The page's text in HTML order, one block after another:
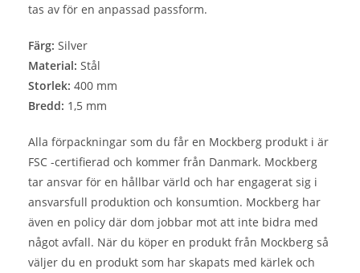
tas av för en anpassad passform.
Färg: Silver
Material: Stål
Storlek: 400 mm
Bredd: 1,5 mm
Alla förpackningar som du får en Mockberg produkt i är
FSC -certifierad och kommer från Danmark. Mockberg
tar ansvar för en hållbar värld och har engagerat sig i
ansvarsfull produktion och konsumtion. Mockberg har
även en policy där dom jobbar mot att inte bidra med
något avfall. När du köper en produkt från Mockberg så
väljer du en produkt som har skapats med kärlek och